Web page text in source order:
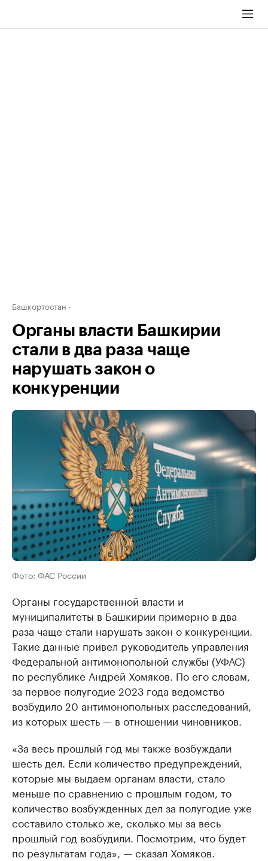
Башкортостан
Органы власти Башкирии
стали в два раза чаще
нарушать закон о
конкуренции
Фото: ФАС России
Органы государственной власти и
муниципалитеты в Башкирии примерно в два
раза чаще стали нарушать закон о конкуренции.
Такие данные привел руководитель управления
Федеральной антимонопольной службы (УФАС)
по республике Андрей Хомяков. По его словам,
за первое полугодие 2023 года ведомство
возбудило 20 антимонопольных расследований,
из которых шесть — в отношении чиновников.
«За весь прошлый год мы также возбуждали
шесть дел. Если количество предупреждений,
которые мы выдаем органам власти, стало
меньше по сравнению с прошлым годом, то
количество возбужденных дел за полугодие уже
составило столько же, сколько мы за весь
прошлый год возбудили. Посмотрим, что будет
по результатам года», — сказал Хомяков.